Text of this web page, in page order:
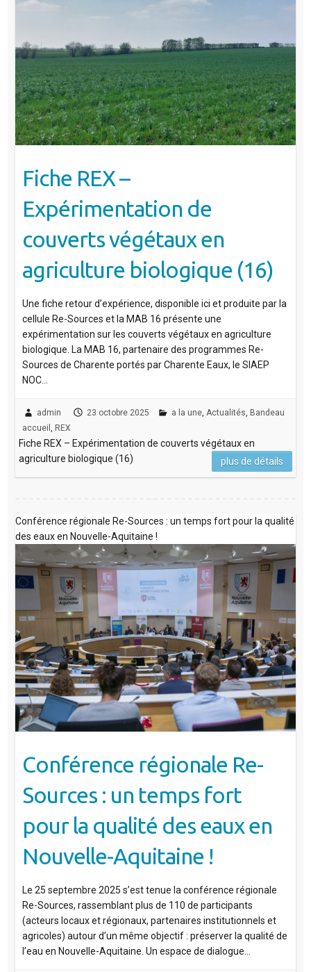
Fiche REX –
Expérimentation de
couverts végétaux en
agriculture biologique (16)
Une fiche retour d’expérience, disponible ici et produite par la
cellule Re-Sources et la MAB 16 présente une
expérimentation sur les couverts végétaux en agriculture
biologique. La MAB 16, partenaire des programmes Re-
Sources de Charente portés par Charente Eaux, le SIAEP
NOC…
admin 23 octobre 2025 a la une, Actualités, Bandeau
accueil , REX
Fiche REX – Expérimentation de couverts végétaux en
agriculture biologique (16)
plus de détails
Conférence régionale Re-Sources : un temps fort pour la qualité
des eaux en Nouvelle-Aquitaine !
Conférence régionale Re-
Sources : un temps fort
pour la qualité des eaux en
Nouvelle-Aquitaine !
Le 25 septembre 2025 s’est tenue la conférence régionale
Re-Sources, rassemblant plus de 110 de participants
(acteurs locaux et régionaux, partenaires institutionnels et
agricoles) autour d’un même objectif : préserver la qualité de
l’eau en Nouvelle-Aquitaine. Un espace de dialogue…